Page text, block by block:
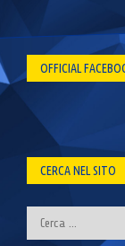
OFFICIAL
CERCA NEL SITO